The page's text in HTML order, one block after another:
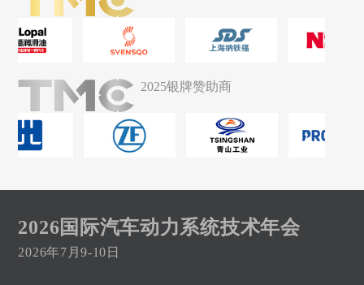
2025银牌赞助商
2026国际汽车动力系统技术年会
2026年7月9-10日